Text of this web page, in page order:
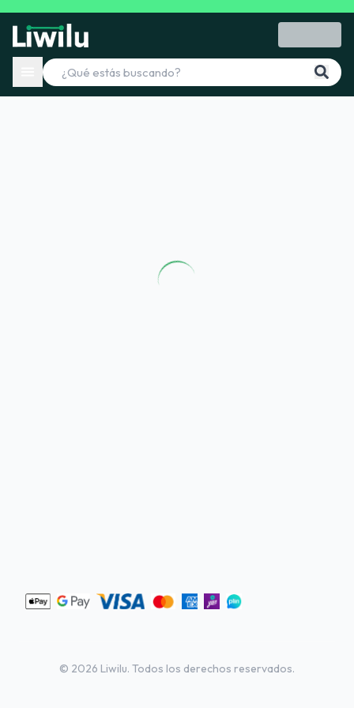
© 2026 Liwilu. Todos los derechos reservados.